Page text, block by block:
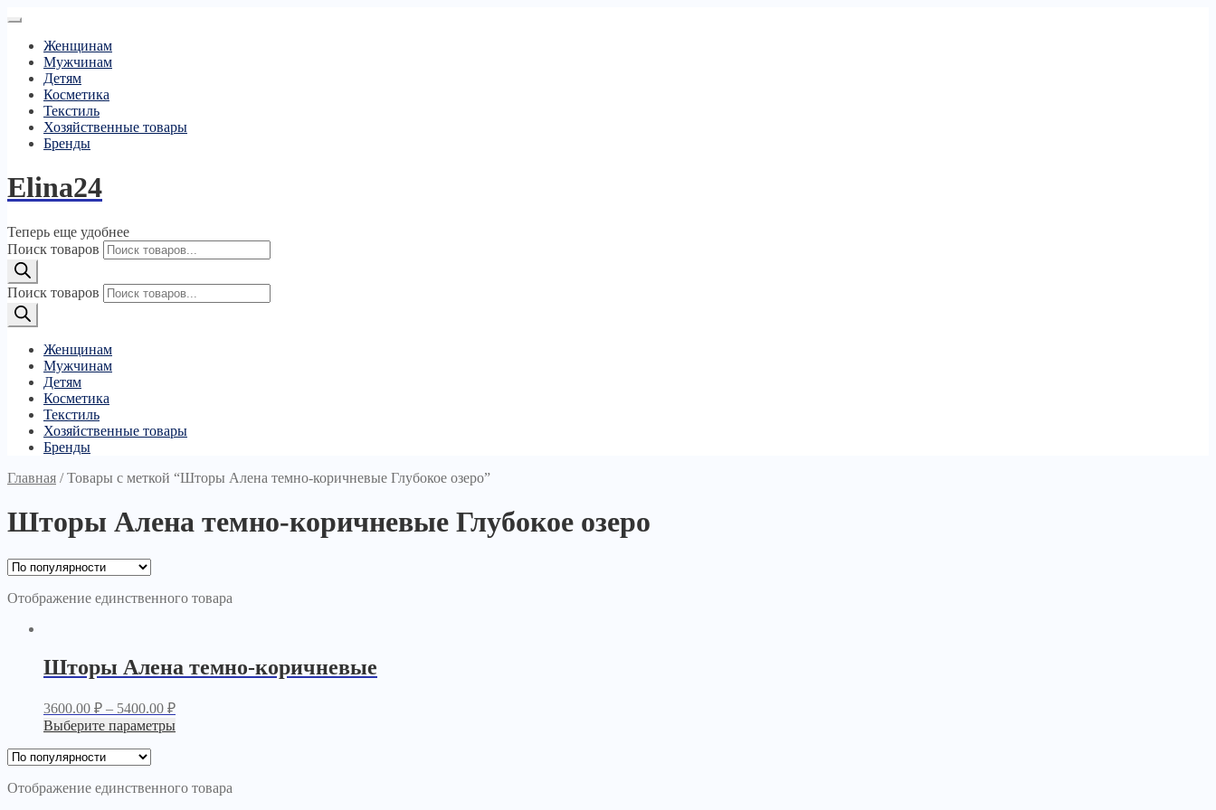
Женщинам
Мужчинам
Детям
Косметика
Текстиль
Хозяйственные товары
Бренды
Elina24
Теперь еще удобнее
Поиск товаров
Поиск товаров
Женщинам
Мужчинам
Детям
Косметика
Текстиль
Хозяйственные товары
Бренды
Главная /Товары с меткой “Шторы Алена темно-коричневые Глубокое озеро”
Шторы Алена темно-коричневые Глубокое озеро
Отображение единственного товара
Шторы Алена темно-коричневые
3600.00 ₽ – 5400.00 ₽
Выберите параметры
Отображение единственного товара